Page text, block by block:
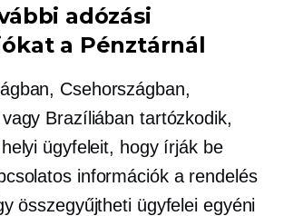
adózási
a Pénztárnál
Csehországban,
Brazíliában tartózkodik,
ügyfeleit, hogy írják be
információk a rendelés
összegyűjtheti ügyfelei egyéni